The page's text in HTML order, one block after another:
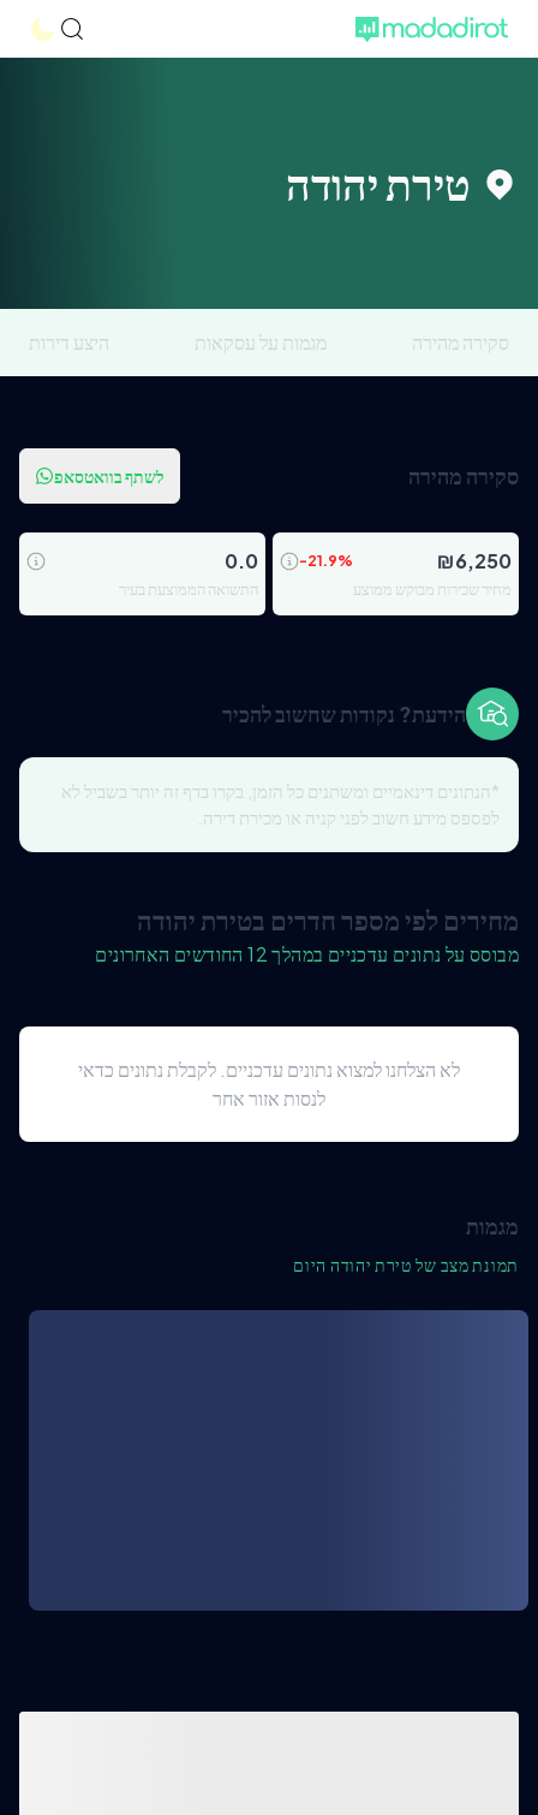
טירת יהודה
סקירה מהירה מגמות על עסקאות היצע דירות
סקירה מהירה לשתף בוואטסאפ
₪6,250
-21.9%
מחיר שכירות מבוקש ממוצע
0.0
התשואה הממוצעת בעיר
הידעת? נקודות שחשוב להכיר
*הנתונים דינאמיים ומשתנים כל הזמן, בקרו בדף זה יותר בשביל לא
לפספס מידע חשוב לפני קניה או מכירת דירה.
מחירים לפי מספר חדרים בטירת יהודה
מבוסס על נתונים עדכניים במהלך 12 החודשים האחרונים
לא הצלחנו למצוא נתונים עדכניים. לקבלת נתונים כדאי
לנסות אזור אחר
מגמות
תמונת מצב של טירת יהודה היום